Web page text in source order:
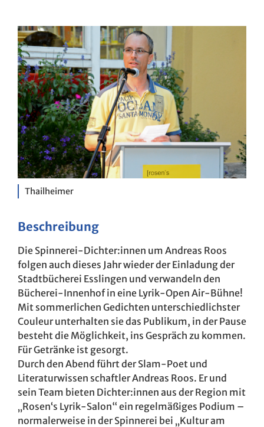
Thailheimer
Beschreibung
Die Spinnerei-Dichter:innen um Andreas Roos
folgen auch dieses Jahr wieder der Einladung der
Stadtbücherei Esslingen und verwandeln den
Bücherei-Innenhof in eine Lyrik-Open Air-Bühne!
Mit sommerlichen Gedichten unterschiedlichster
Couleur unterhalten sie das Publikum, in der Pause
besteht die Möglichkeit, ins Gespräch zu kommen.
Für Getränke ist gesorgt.
Durch den Abend führt der Slam-Poet und
Literaturwissen schaftler Andreas Roos. Er und
sein Team bieten Dichter:innen aus der Region mit
„Rosen‘s Lyrik-Salon“ ein regelmäßiges Podium –
normalerweise in der Spinnerei bei „Kultur am